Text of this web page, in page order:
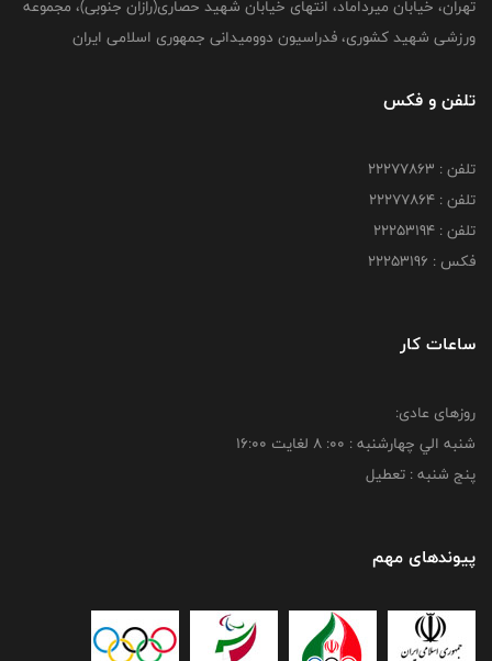
تهران، خیابان میرداماد، انتهای خیابان شهید حصاری(رازان جنوبی)، مجموعه
ورزشی شهید کشوری، فدراسیون دوومیدانی جمهوری اسلامی ایران
تلفن و فکس
تلفن : 22277863
تلفن : 22277864
تلفن : 22253194
فکس : 22253196
ساعات کار
روزهای عادی:
شنبه الي چهارشنبه : 00: 8 لغايت 16:00
پنج شنبه : تعطیل
پیوندهای مهم